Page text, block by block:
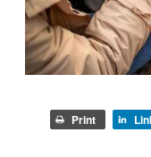
Print